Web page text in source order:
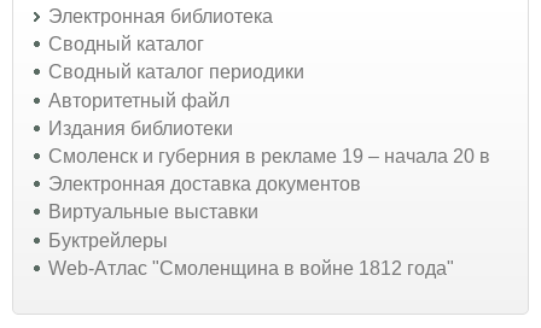
Электронная библиотека
Сводный каталог
Сводный каталог периодики
Авторитетный файл
Издания библиотеки
Смоленск и губерния в рекламе 19 – начала 20 в
Электронная доставка документов
Виртуальные выставки
Буктрейлеры
Web-Атлас "Смоленщина в войне 1812 года"